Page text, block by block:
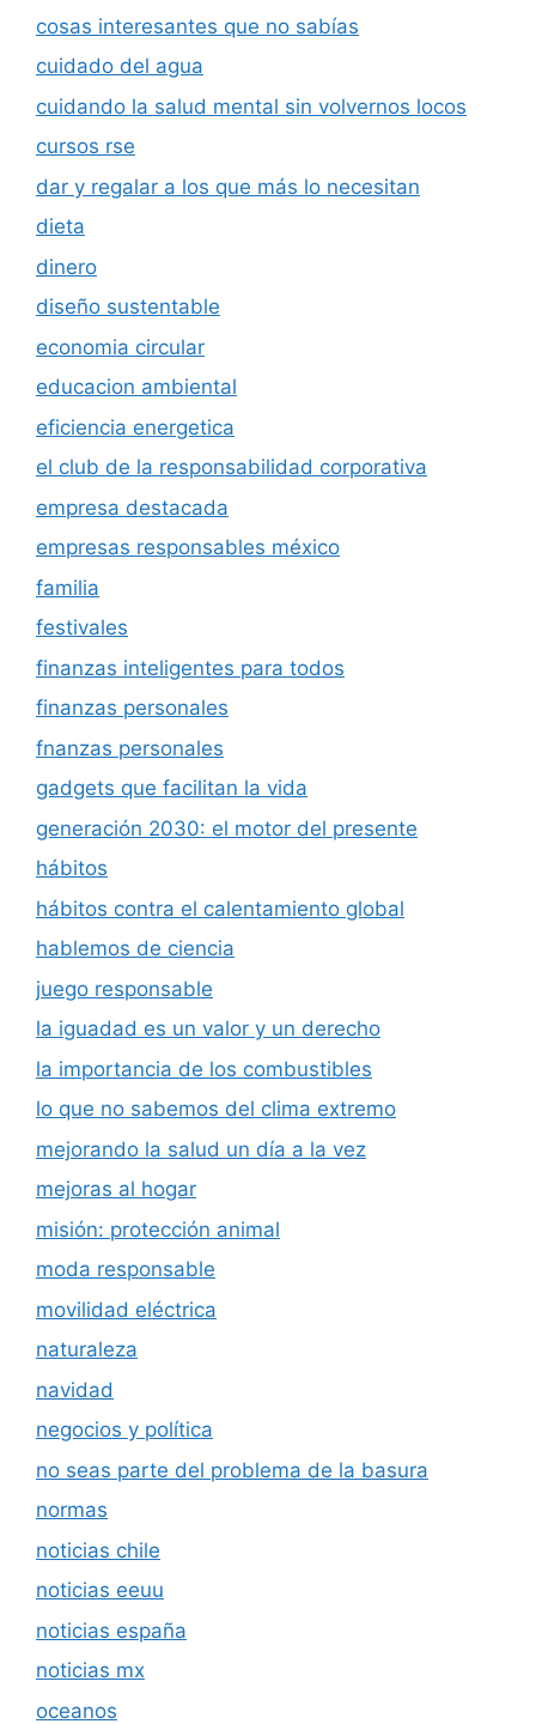
cosas interesantes que no sabías
cuidado del agua
cuidando la salud mental sin volvernos locos
cursos rse
dar y regalar a los que más lo necesitan
dieta
dinero
diseño sustentable
economia circular
educacion ambiental
eficiencia energetica
el club de la responsabilidad corporativa
empresa destacada
empresas responsables méxico
familia
festivales
finanzas inteligentes para todos
finanzas personales
fnanzas personales
gadgets que facilitan la vida
generación 2030: el motor del presente
hábitos
hábitos contra el calentamiento global
hablemos de ciencia
juego responsable
la iguadad es un valor y un derecho
la importancia de los combustibles
lo que no sabemos del clima extremo
mejorando la salud un día a la vez
mejoras al hogar
misión: protección animal
moda responsable
movilidad eléctrica
naturaleza
navidad
negocios y política
no seas parte del problema de la basura
normas
noticias chile
noticias eeuu
noticias españa
noticias mx
oceanos